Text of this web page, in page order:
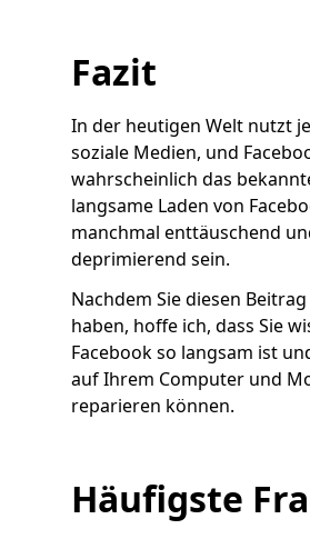
Fazit
In der heutigen Welt nutzt
soziale Medien, und
wahrscheinlich das
langsame Laden von
manchmal enttäuschend
deprimierend sein.
Nachdem Sie diesen
haben, hoffe ich, dass Sie
Facebook so langsam ist
auf Ihrem Computer und
reparieren können.
Häufigste